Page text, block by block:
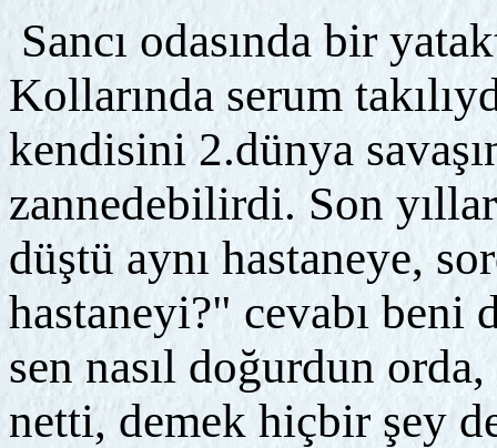
Sancı odasında bir
Kollarında serum
kendisini 2.dünya
zannedebilirdi. Son
düştü aynı hastaneye,
hastaneyi?" cevabı beni
sen nasıl doğurdun
netti, demek hiçbir şey